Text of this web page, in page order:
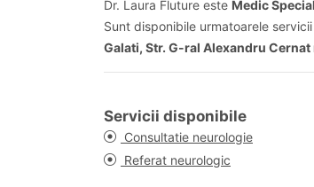
Dr. Laura Fluture este Medic
Sunt disponibile urmatoarele
Galati, Str. G-ral Alexandru Cernat
Servicii disponibile
Consultatie neurologie
Referat neurologic